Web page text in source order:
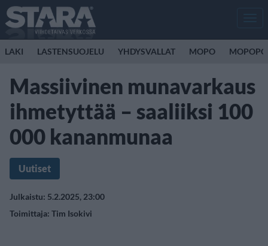
LAKI LASTENSUOJELU YHDYSVALLAT MOPO
Massiivinen munavarkaus
ihmetyttää – saaliiksi 100
000 kananmunaa
Uutiset
Julkaistu: 5.2.2025, 23:00
Toimittaja: Tim Isokivi